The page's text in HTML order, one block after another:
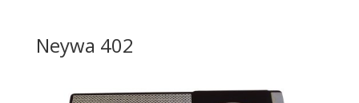
Neywa 402